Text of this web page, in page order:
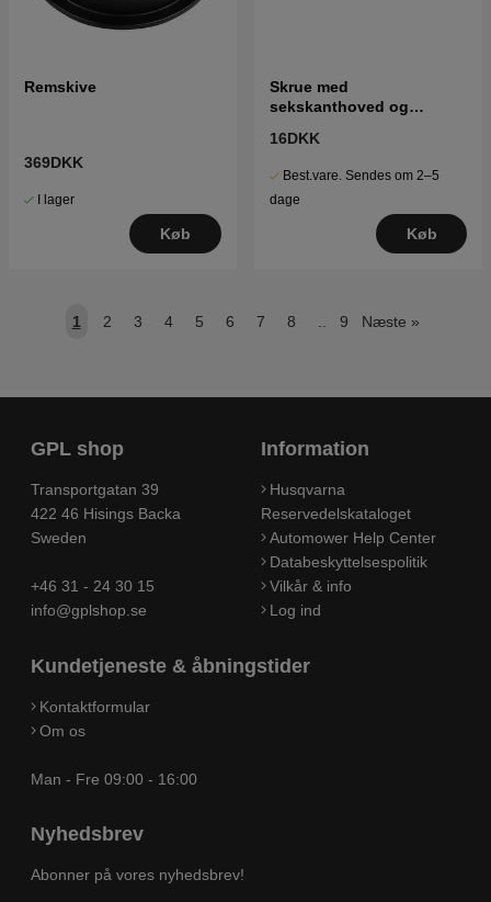
Remskive
369DKK
I lager
Køb
Skrue med
sekskanthoved og
16DKK
Best.vare. Sendes om 2–5
dage
Køb
1 2 3 4 5 6 7 8 9 Næste »
GPL shop
Transportgatan 39
422 46 Hisings Backa
Sweden
+46 31 - 24 30 15
info@gplshop.se
Information
Husqvarna
Reservedelskataloget
Automower Help Center
Databeskyttelsespolitik
Vilkår & info
Log ind
Kundetjeneste & åbningstider
Kontaktformular
Om os
Man - Fre 09:00 - 16:00
Nyhedsbrev
Abonner på vores nyhedsbrev!